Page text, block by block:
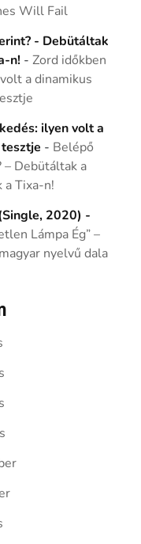
Will Fail
- Debütáltak
n! -Zord időkben
a dinamikus
ilyen volt a
- Belépő
– Debütáltak a
a Tixa-n!
2020) -
Lámpa Ég” –
nyelvű dala